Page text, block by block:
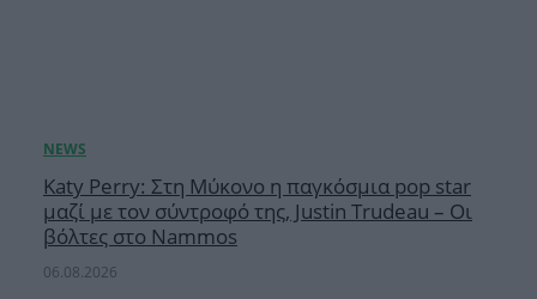
Katy Perry: Στη Μύκονο η παγκόσμια pop star
μαζί με τον σύντροφό της, Justin Trudeau – Οι
βόλτες στο Nammos
06.08.2026